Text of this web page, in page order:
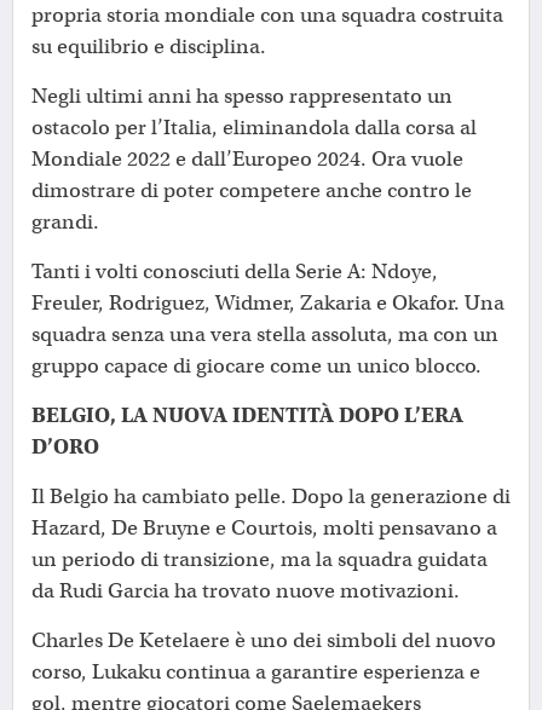
propria storia mondiale con una squadra costruita
su equilibrio e disciplina.
Negli ultimi anni ha spesso rappresentato un
ostacolo per l’Italia, eliminandola dalla corsa al
Mondiale 2022 e dall’Europeo 2024. Ora vuole
dimostrare di poter competere anche contro le
grandi.
Tanti i volti conosciuti della Serie A: Ndoye,
Freuler, Rodriguez, Widmer, Zakaria e Okafor. Una
squadra senza una vera stella assoluta, ma con un
gruppo capace di giocare come un unico blocco.
BELGIO, LA NUOVA IDENTITÀ DOPO L’ERA
D’ORO
Il Belgio ha cambiato pelle. Dopo la generazione di
Hazard, De Bruyne e Courtois, molti pensavano a
un periodo di transizione, ma la squadra guidata
da Rudi Garcia ha trovato nuove motivazioni.
Charles De Ketelaere è uno dei simboli del nuovo
corso, Lukaku continua a garantire esperienza e
gol, mentre giocatori come Saelemaekers